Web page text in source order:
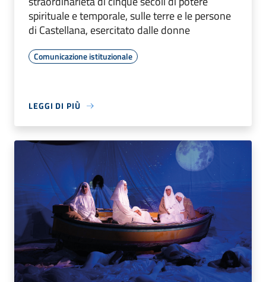
spirituale e temporale, sulle terre e le persone
di Castellana, esercitato dalle donne
Comunicazione istituzionale
LEGGI DI PIÙ